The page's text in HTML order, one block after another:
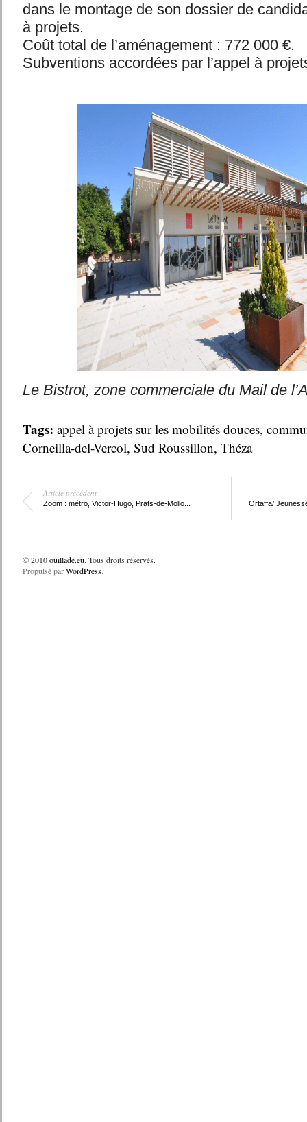
dans le montage de son dossier de
à projets.
Coût total de l’aménagement : 772 000 €.
Subventions accordées par l’appel à
Le Bistrot, zone commerciale du Mail de
Tags: appel à projets sur les mobilités douces,
Corneilla-del-Vercol, Sud Roussillon, Théza
Article précédent
Zoom : métro, Victor-Hugo, Prats-de-Mollo... Ortaffa/
© 2010ouillade.eu. Tous droits réservés.
Propulsé parWordPress.